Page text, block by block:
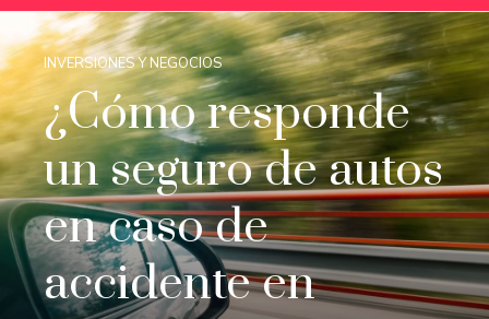
INVERSIONES Y NEGOCIOS
¿Cómo responde
un seguro de autos
en caso de
accidente en